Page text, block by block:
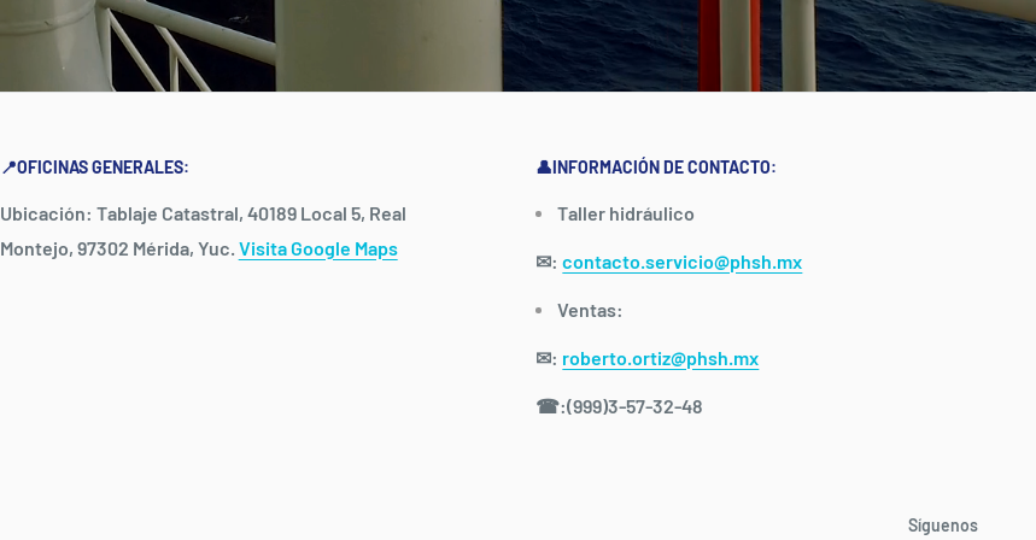
📍OFICINAS GENERALES:
Ubicación: Tablaje Catastral, 40189 Local 5, Real
Montejo, 97302 Mérida, Yuc. Visita Google Maps
👤INFORMACIÓN DE CONTACTO:
Taller hidráulico
✉:contacto.servicio@phsh.mx
Ventas:
✉: roberto.ortiz@phsh.mx
☎:(999)3-57-32-48
Síguenos